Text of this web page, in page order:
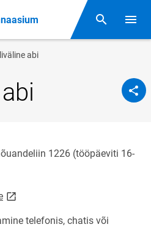
Otsing
abi
1226 (tööpäeviti 16-
on new page
link opens on new page
telefonis, chatis või